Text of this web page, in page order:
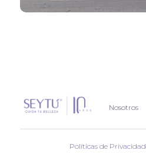
Nosotros
Políticas de Privacidad